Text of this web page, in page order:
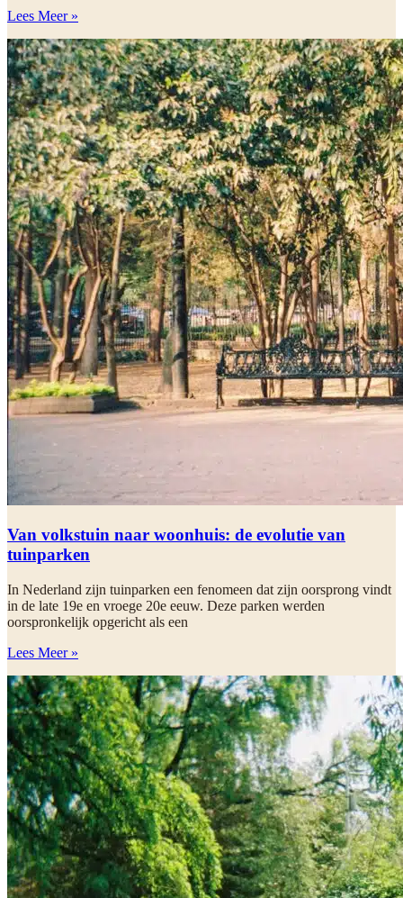
Lees Meer »
Van volkstuin naar woonhuis: de evolutie van
tuinparken
In Nederland zijn tuinparken een fenomeen dat zijn oorsprong vindt
in de late 19e en vroege 20e eeuw. Deze parken werden
oorspronkelijk opgericht als een
Lees Meer »